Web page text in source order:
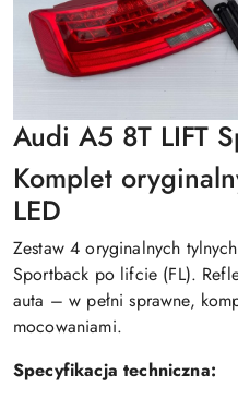
Audi A5 8T LIFT
Komplet
LED
Zestaw 4 oryginalnych
Sportback po lifcie (FL).
auta – w pełni sprawne,
mocowaniami.
Specyfikacja techniczna: